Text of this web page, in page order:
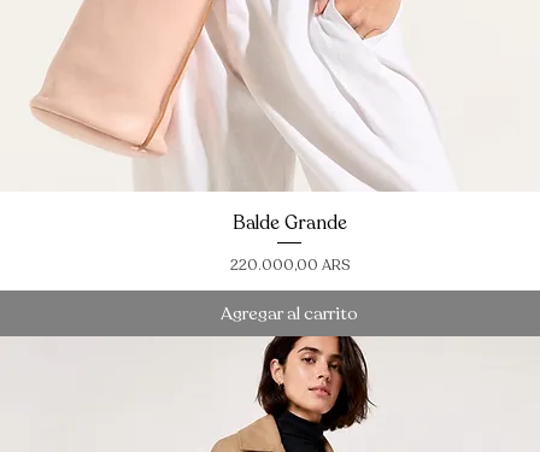
Vista rápida
Balde Grande
Precio
220.000,00 ARS
Agregar al carrito